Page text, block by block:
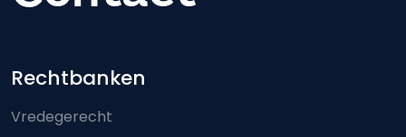
Footer-menu
Rechtbanken
Vredegerecht